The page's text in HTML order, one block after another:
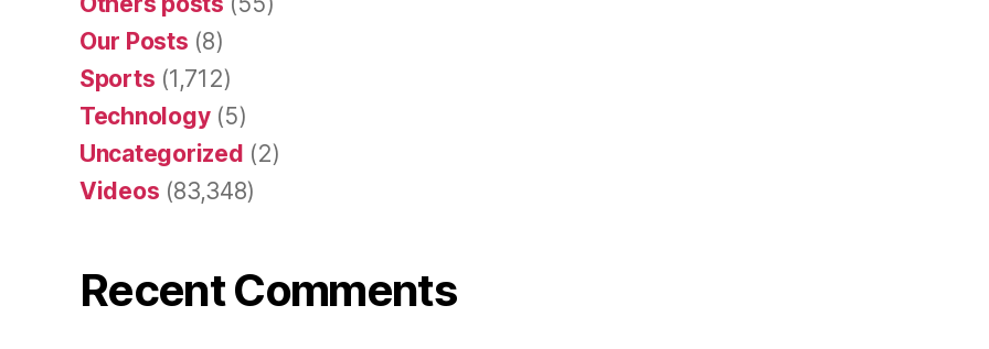
Our Posts (8)
Sports (1,712)
Technology(5)
Uncategorized (2)
Videos (83,348)
Recent Comments